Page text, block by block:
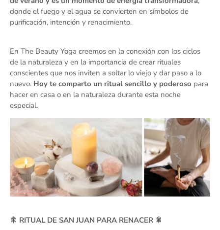
donde el fuego y el agua se convierten en símbolos de
purificación, intención y renacimiento.
En The Beauty Yoga creemos en la conexión con los ciclos
de la naturaleza y en la importancia de crear rituales
conscientes que nos inviten a soltar lo viejo y dar paso a lo
nuevo. Hoy te comparto un ritual sencillo y poderoso para
hacer en casa o en la naturaleza durante esta noche
especial.
🎇 RITUAL DE SAN JUAN PARA RENACER 🎇